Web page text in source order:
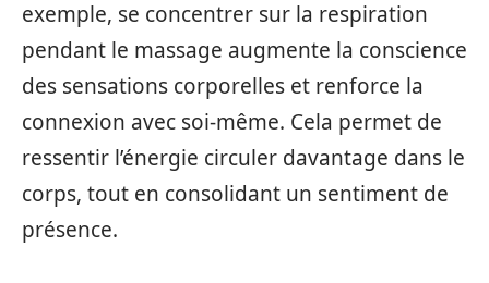
exemple, se concentrer sur la respiration
pendant le massage augmente la conscience
des sensations corporelles et renforce la
connexion avec soi-même. Cela permet de
ressentir l’énergie circuler davantage dans le
corps, tout en consolidant un sentiment de
présence.